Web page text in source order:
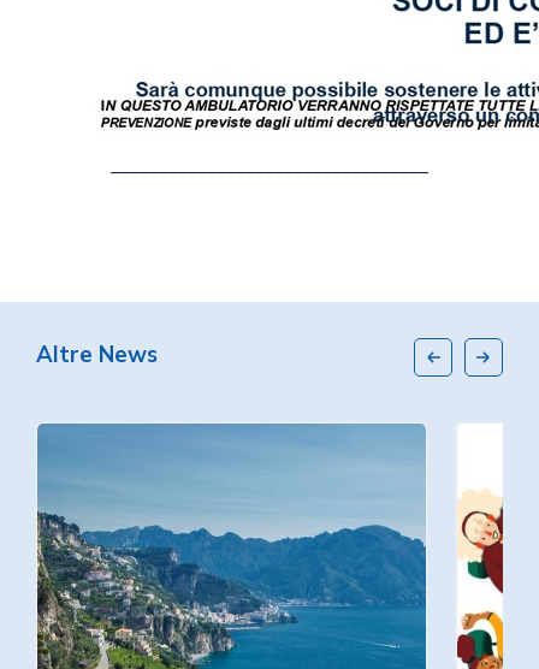
Altre News